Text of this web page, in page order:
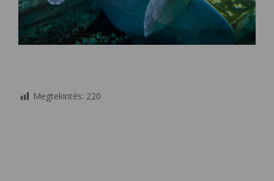
Megtekintés: 220